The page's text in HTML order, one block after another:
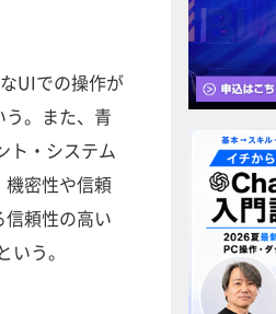
UIでの操作が
。また、青
ト・システム
機密性や信頼
頼性の高い
う。